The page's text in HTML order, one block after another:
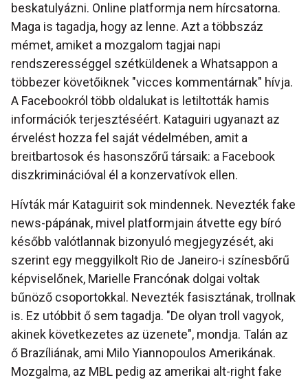
beskatulyázni. Online platformja nem hírcsatorna.
Maga is tagadja, hogy az lenne. Azt a többszáz
mémet, amiket a mozgalom tagjai napi
rendszerességgel szétküldenek a Whatsappon a
többezer követőiknek "vicces kommentárnak" hívja.
A Facebookról több oldalukat is letiltották hamis
információk terjesztéséért. Kataguiri ugyanazt az
érvelést hozza fel saját védelmében, amit a
breitbartosok és hasonszőrű társaik: a Facebook
diszkriminációval él a konzervatívok ellen.
Hívták már Kataguirit sok mindennek. Nevezték fake
news-pápának, mivel platformjain átvette egy bíró
később valótlannak bizonyuló megjegyzését, aki
szerint egy meggyilkolt Rio de Janeiro-i színesbőrű
képviselőnek, Marielle Francónak dolgai voltak
bűnöző csoportokkal. Nevezték fasisztának, trollnak
is. Ez utóbbit ő sem tagadja. "De olyan troll vagyok,
akinek következetes az üzenete", mondja. Talán az
ő Brazíliának, ami Milo Yiannopoulos Amerikának.
Mozgalma, az MBL pedig az amerikai alt-right fake